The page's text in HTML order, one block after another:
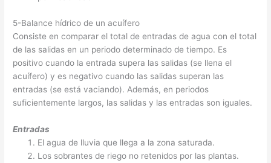
5-Balance hídrico de un acuífero
Consiste en comparar el total de entradas de agua con el total
de las salidas en un periodo determinado de tiempo. Es
positivo cuando la entrada supera las salidas (se llena el
acuífero) y es negativo cuando las salidas superan las
entradas (se está vaciando). Además, en periodos
suficientemente largos, las salidas y las entradas son iguales.
Entradas
El agua de lluvia que llega a la zona saturada.
Los sobrantes de riego no retenidos por las plantas.